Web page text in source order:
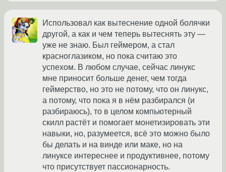
Использовал как вытеснение одной болячки
другой, а как и чем теперь вытеснять эту —
уже не знаю. Был геймером, а стал
красноглазиком, но пока считаю это
успехом. В любом случае, сейчас линукс
мне приносит больше денег, чем тогда
геймерство, но это не потому, что он линукс,
а потому, что пока я в нём разбирался (и
разбираюсь), то в целом компьютерный
скилл растёт и помогает монетизировать эти
навыки, но, разумеется, всё это можно было
бы делать и на винде или маке, но на
линуксе интереснее и продуктивнее, потому
что присутствует пассионарность.